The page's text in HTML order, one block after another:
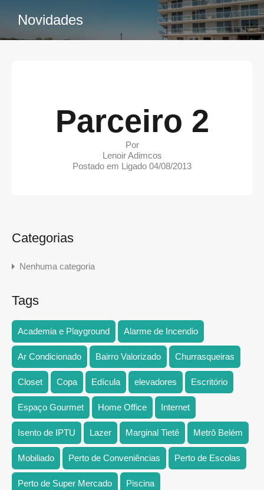
Novidades
Parceiro 2
Por
Lenoir Adimcos
Postado em Ligado 04/08/2013
Categorias
Nenhuma categoria
Tags
Academia e Playground Alarme de Incendio
Ar Condicionado Bairro Valorizado Churrasqueiras
Closet Copa Edícula elevadores Escritório
Espaço Gourmet Home Office Internet
Isento de IPTU Lazer Marginal Tietê Metrô Belém
Mobiliado Perto de Conveniências Perto de Escolas
Perto de Super Mercado Piscina